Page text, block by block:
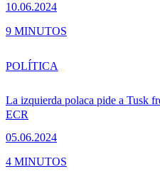
10.06.2024
9 MINUTOS
La izquierda polaca pide a Tusk
ECR
05.06.2024
POLÍTICA
4 MINUTOS